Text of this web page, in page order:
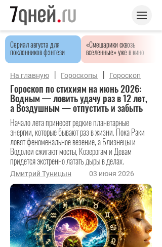
Сериал августа для
поклонников фэнтези
«Смешарики сквозь
вселенные» уже в кино
На главную | Гороскопы | Гороскоп
Гороскоп по стихиям на июнь 2026:
Водным — ловить удачу раз в 12 лет,
а Воздушным — отпустить и забыть
Начало лета принесет редкие планетарные
энергии, которые бывают раз в жизни. Пока Раки
ловят феноменальное везение, а Близнецы и
Водолеи сжигают мосты, Козерогам и Девам
придется экстренно латать дыры в делах.
Дмитрий Туницын 03 июня 2026